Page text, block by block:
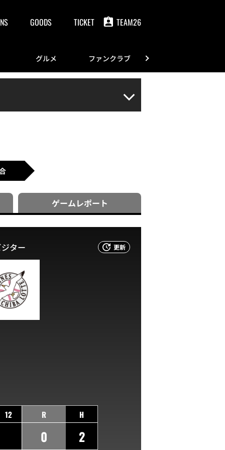
GOODS TICKET TEAM26
グルメ ファンクラブ
ゲームレポート
更新
ジター
12 R H
0
2